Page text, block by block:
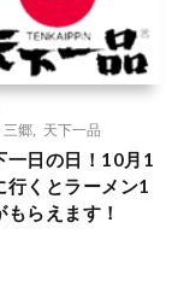
三郷 天下一品
一日の日！10月1
行くとラーメン1
らえます！